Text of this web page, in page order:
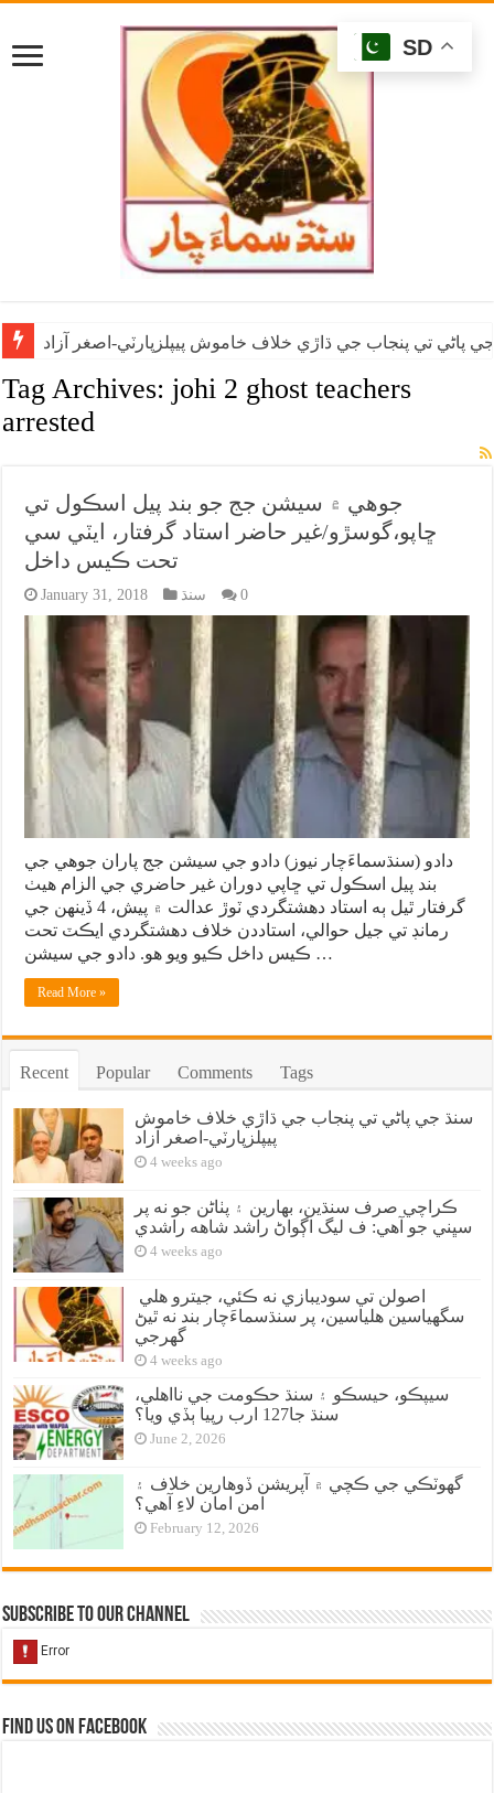
پاڻي تي پنجاب جي ڌاڙي خلاف خاموش پيپلزپارٽي-اصغر آزاد
Tag Archives: johi 2 ghost teachers
arrested
جوهي ۾ سيشن جج جو بند پيل اسڪول تي
ڇاپو،گوسڙو/غير حاضر استاد گرفتار، ايٽي سي
تحت ڪيس داخل
January 31, 2018 سنڌ 0
دادو (سنڌسماءَچار نيوز) دادو جي سيشن جج پاران جوهي جي
بند پيل اسڪول تي ڇاپي دوران غير حاضري جي الزام هيٺ
گرفتار ٿيل ٻه استاد دهشتگردي ٽوڙ عدالت ۾ پيش، 4 ڏينهن جي
رمانڊ تي جيل حوالي، استاددن خلاف دهشتگردي ايڪٽ تحت
ڪيس داخل ڪيو ويو هو. دادو جي سيشن …
Read More »
Recent Popular Comments Tags
سنڌ جي پاڻي تي پنجاب جي ڌاڙي خلاف خاموش
پيپلزپارٽي-اصغر آزاد
4 weeks ago
ڪراچي صرف سنڌين، بهارين ۽ پٺاڻن جو نه پر
سڀني جو آهي: ف ليگ اڳواڻ راشد شاهه راشدي
4 weeks ago
سگهياسين هلياسين، پر سنڌسماءَچار بند نه ٿيڻ
گهرجي
4 weeks ago
سيپڪو، حيسڪو ۽ سنڌ حڪومت جي نااهلي،
سنڌ جا127 ارب رپيا ٻڏي ويا؟
June 2, 2026
گهوٽڪي جي ڪچي ۾ آپريشن ڏوهارين خلاف ۽
امن امان لاءِ آهي؟
February 12, 2026
Subscribe to our Channel
Find us on Facebook
SD